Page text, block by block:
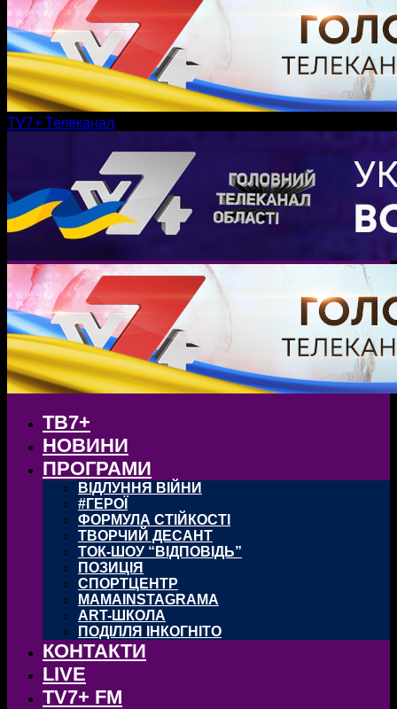
TV7+ Телеканал
ТВ7+
НОВИНИ
ПРОГРАМИ
ВІДЛУННЯ ВІЙНИ
#ГЕРОЇ
ФОРМУЛА СТІЙКОСТІ
ТВОРЧИЙ ДЕСАНТ
ТОК-ШОУ “ВІДПОВІДЬ”
ПОЗИЦІЯ
СПОРТЦЕНТР
MAMAINSTAGRAMA
ART-ШКОЛА
ПОДІЛЛЯ ІНКОГНІТО
КОНТАКТИ
LIVE
TV7+ FM